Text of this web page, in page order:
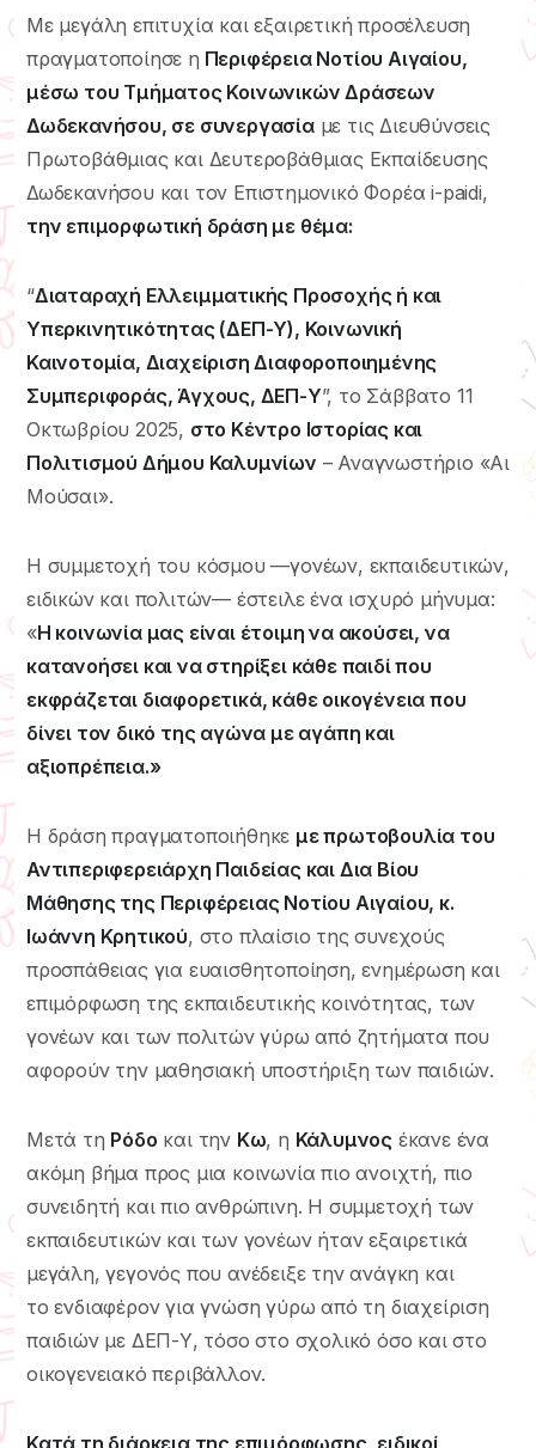
Με μεγάλη επιτυχία και εξαιρετική προσέλευση
πραγματοποίησε η Περιφέρεια Νοτίου Αιγαίου,
μέσω του Τμήματος Κοινωνικών Δράσεων
Δωδεκανήσου, σε συνεργασίαμε τις Διευθύνσεις
Πρωτοβάθμιας και Δευτεροβάθμιας Εκπαίδευσης
Δωδεκανήσου και τον Επιστημονικό Φορέα i-paidi,
την επιμορφωτική δράση με θέμα:
“Διαταραχή Ελλειμματικής Προσοχής ή και
Υπερκινητικότητας (ΔΕΠ-Υ), Κοινωνική
Καινοτομία, Διαχείριση Διαφοροποιημένης
Συμπεριφοράς, Άγχους, ΔΕΠ-Υ”, το Σάββατο 11
Οκτωβρίου 2025, στο Κέντρο Ιστορίας και
Πολιτισμού Δήμου Καλυμνίων – Αναγνωστήριο «Αι
Μούσαι».
Η συμμετοχή του κόσμου —γονέων, εκπαιδευτικών,
ειδικών και πολιτών— έστειλε ένα ισχυρό μήνυμα:
«Η κοινωνία μας είναι έτοιμη να ακούσει, να
κατανοήσει και να στηρίξει κάθε παιδί που
εκφράζεται διαφορετικά, κάθε οικογένεια που
δίνει τον δικό της αγώνα με αγάπη και
αξιοπρέπεια.»
Η δράση πραγματοποιήθηκε με πρωτοβουλία του
Αντιπεριφερειάρχη Παιδείας και Δια Βίου
Μάθησης της Περιφέρειας Νοτίου Αιγαίου, κ.
Ιωάννη Κρητικού, στο πλαίσιο της συνεχούς
προσπάθειας για ευαισθητοποίηση, ενημέρωση και
επιμόρφωση της εκπαιδευτικής κοινότητας, των
γονέων και των πολιτών γύρω από ζητήματα που
αφορούν την μαθησιακή υποστήριξη των παιδιών.
Μετά τη Ρόδο και την Κω, η Κάλυμνος έκανε ένα
ακόμη βήμα προς μια κοινωνία πιο ανοιχτή, πιο
συνειδητή και πιο ανθρώπινη. Η συμμετοχή των
εκπαιδευτικών και των γονέων ήταν εξαιρετικά
μεγάλη, γεγονός που ανέδειξε την ανάγκη και
τo ενδιαφέρον για γνώση γύρω από τη διαχείριση
παιδιών με ΔΕΠ-Υ, τόσο στο σχολικό όσο και στο
οικογενειακό περιβάλλον.